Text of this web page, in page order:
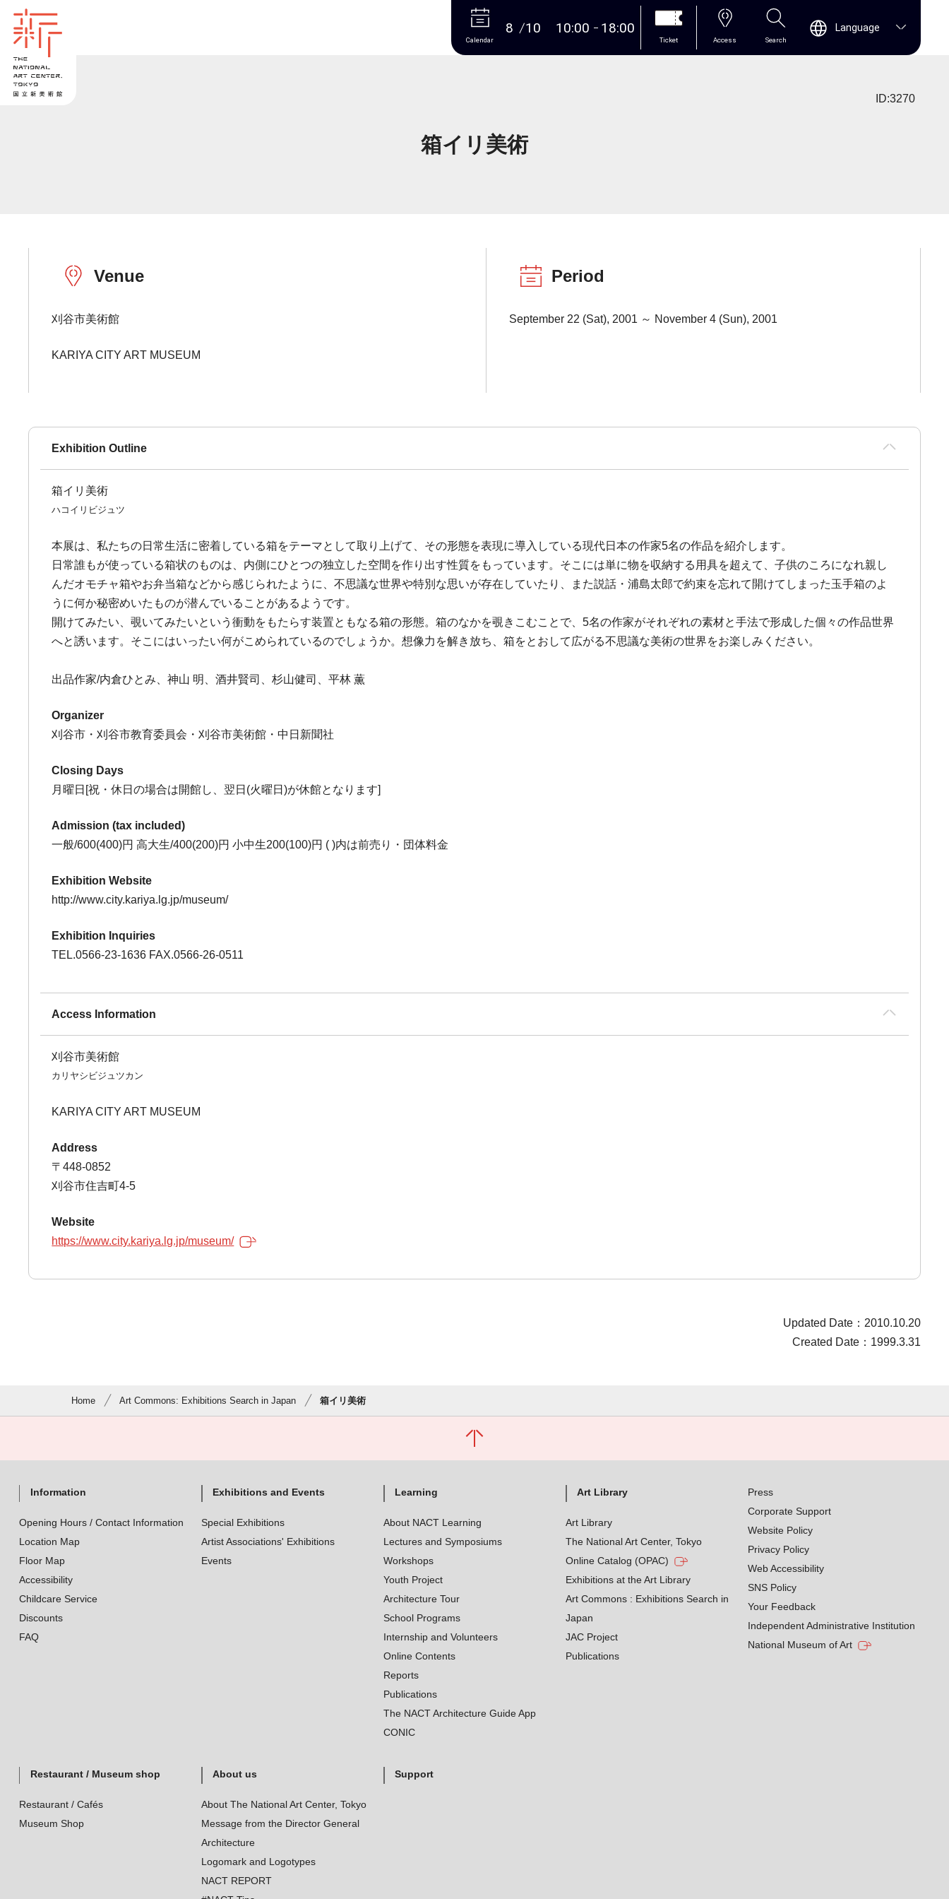
More
Calendar
8 10 10:00 18:00
Ticket Access Search
Language
ID:3270
箱イリ美術
Venue
刈谷市美術館
KARIYA CITY ART MUSEUM
Period
September 22 (Sat), 2001 ～ November 4 (Sun), 2001
Exhibition Outline
箱イリ美術
ハコイリビジュツ
本展は、私たちの日常生活に密着している箱をテーマとして取り上げて、その形態を表現に導入している現代日本の作家5名の作品を紹介します。
日常誰もが使っている箱状のものは、内側にひとつの独立した空間を作り出す性質をもっています。そこには単に物を収納する用具を超えて、子供のころになれ親し
んだオモチャ箱やお弁当箱などから感じられたように、不思議な世界や特別な思いが存在していたり、また説話・浦島太郎で約束を忘れて開けてしまった玉手箱のよ
うに何か秘密めいたものが潜んでいることがあるようです。
開けてみたい、覗いてみたいという衝動をもたらす装置ともなる箱の形態。箱のなかを覗きこむことで、5名の作家がそれぞれの素材と手法で形成した個々の作品世界
へと誘います。そこにはいったい何がこめられているのでしょうか。想像力を解き放ち、箱をとおして広がる不思議な美術の世界をお楽しみください。
出品作家/内倉ひとみ、神山 明、酒井賢司、杉山健司、平林 薫
Organizer
刈谷市・刈谷市教育委員会・刈谷市美術館・中日新聞社
Closing Days
月曜日[祝・休日の場合は開館し、翌日(火曜日)が休館となります]
Admission (tax included)
一般/600(400)円 高大生/400(200)円 小中生200(100)円 ( )内は前売り・団体料金
Exhibition Website
http://www.city.kariya.lg.jp/museum/
Exhibition Inquiries
TEL.0566-23-1636 FAX.0566-26-0511
Access Information
刈谷市美術館
カリヤシビジュツカン
KARIYA CITY ART MUSEUM
Address
〒448-0852
刈谷市住吉町4-5
Website
https://www.city.kariya.lg.jp/museum/
Updated Date：2010.10.20
Created Date：1999.3.31
Home Art Commons: Exhibitions Search in Japan 箱イリ美術
Information
Opening Hours / Contact Information
Location Map
Floor Map
Accessibility
Childcare Service
Discounts
FAQ
Exhibitions and Events
Special Exhibitions
Artist Associations' Exhibitions
Events
Learning
About NACT Learning
Lectures and Symposiums
Workshops
Youth Project
Architecture Tour
School Programs
Internship and Volunteers
Online Contents
Reports
Publications
The NACT Architecture Guide App
CONIC
Art Library
Art Library
The National Art Center, Tokyo
Online Catalog (OPAC)
Exhibitions at the Art Library
Art Commons : Exhibitions Search in
Japan
JAC Project
Publications
Restaurant / Museum shop
Restaurant / Cafés
Museum Shop
About us
About The National Art Center, Tokyo
Message from the Director General
Architecture
Logomark and Logotypes
NACT REPORT
Support
Press
Corporate Support
Website Policy
Privacy Policy
Web Accessibility
SNS Policy
Your Feedback
Independent Administrative Institution
National Museum of Art